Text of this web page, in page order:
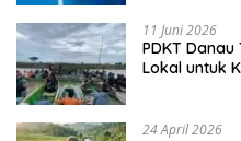
11 Juni 2026
PDKT
Lokal untuk
24 April 2026